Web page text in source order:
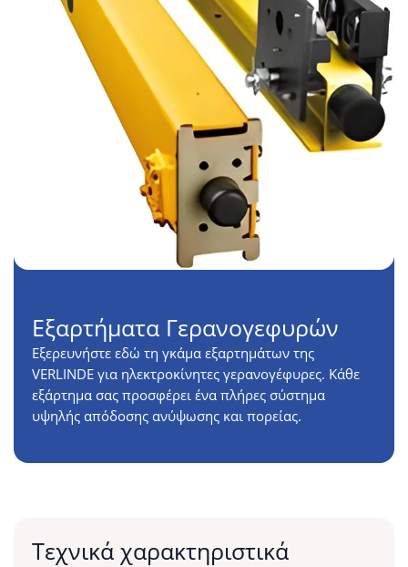
Εξαρτήματα Γερανογεφυρών
Εξερευνήστε εδώ τη γκάμα εξαρτημάτων της
VERLINDE για ηλεκτροκίνητες γερανογέφυρες. Κάθε
εξάρτημα σας προσφέρει ένα πλήρες σύστημα
υψηλής απόδοσης ανύψωσης και πορείας.
Τεχνικά χαρακτηριστικά